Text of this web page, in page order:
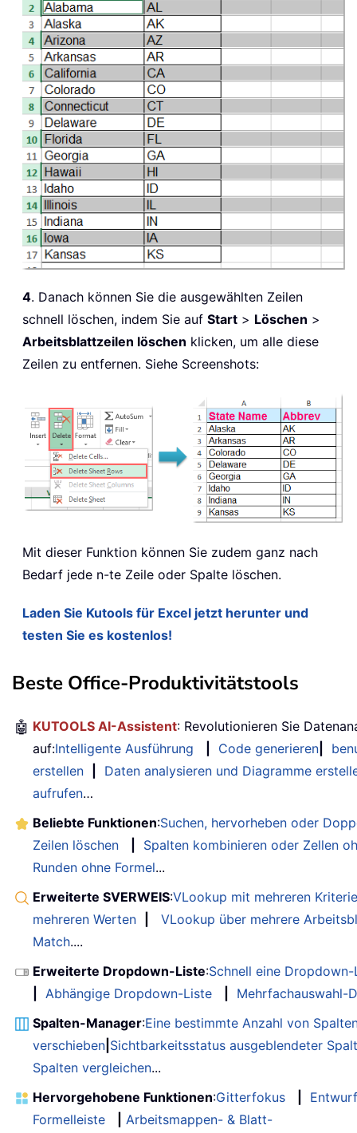
4. Danach können Sie die ausgewählten Zeilen
schnell löschen, indem Sie auf Start > Löschen >
Arbeitsblattzeilen löschen klicken, um alle diese
Zeilen zu entfernen. Siehe Screenshots:
Mit dieser Funktion können Sie zudem ganz nach
Bedarf jede n-te Zeile oder Spalte löschen.
Laden Sie Kutools für Excel jetzt herunter und
testen Sie es kostenlos!
Beste Office-Produktivitätstools
🤖 KUTOOLS AI-Assistent: Revolutionieren Sie
auf:Intelligente Ausführung Code generieren
erstellen
Daten analysieren und Diagramme
aufrufen…
Beliebte Funktionen:Suchen, hervorheben oder
Zeilen löschen
Spalten kombinieren oder Zellen
Runden ohne Formel...
Erweiterte SVERWEIS:VLookup mit mehreren
mehreren Werten
VLookup über mehrere
Match....
Erweiterte Dropdown-Liste:Schnell eine
Abhängige Dropdown-Liste
Mehrfachauswahl-
Spalten-Manager:Eine bestimmte Anzahl von
verschieben Sichtbarkeitsstatus ausgeblendeter
Spalten vergleichen...
Hervorgehobene Funktionen:Gitterfokus
Entwurf
Formelleiste
Arbeitsmappen- & Blatt-